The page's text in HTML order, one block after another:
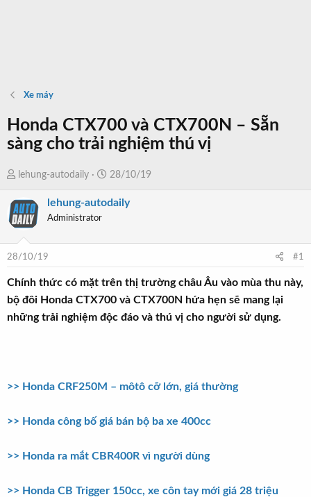
Xe máy
Honda CTX700 và CTX700N – Sẵn
sàng cho trải nghiệm thú vị
T
r
e
d
t
a
lehung-autodaily
N
à
đ
ầ
u
28/10/19
lehung-autodaily
Administrator
28/10/19 #1
Chính thức có mặt trên thị trường châu Âu vào mùa thu này,
bộ đôi Honda CTX700 và CTX700N hứa hẹn sẽ mang lại
những trải nghiệm độc đáo và thú vị cho người sử dụng.
>> Honda CRF250M – môtô cỡ lớn, giá thường
>> Honda công bố giá bán bộ ba xe 400cc
>> Honda ra mắt CBR400R vì người dùng
>> Honda CB Trigger 150cc, xe côn tay mới giá 28 triệu